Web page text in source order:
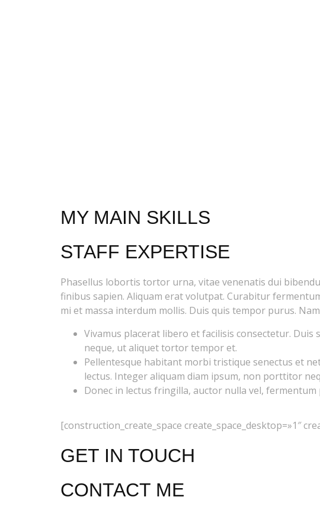
MY MAIN SKILLS
STAFF EXPERTISE
Phasellus lobortis tortor urna, vitae venenatis dui
finibus sapien. Aliquam erat volutpat. Curabitur
mi et massa interdum mollis. Duis quis tempor purus.
Vivamus placerat libero et facilisis consectetur.
neque, ut aliquet tortor tempor et.
Pellentesque habitant morbi tristique senectus et
lectus. Integer aliquam diam ipsum, non porttitor
Donec in lectus fringilla, auctor nulla vel,
[construction_create_space create_space_desktop=»1″
GET IN TOUCH
CONTACT ME